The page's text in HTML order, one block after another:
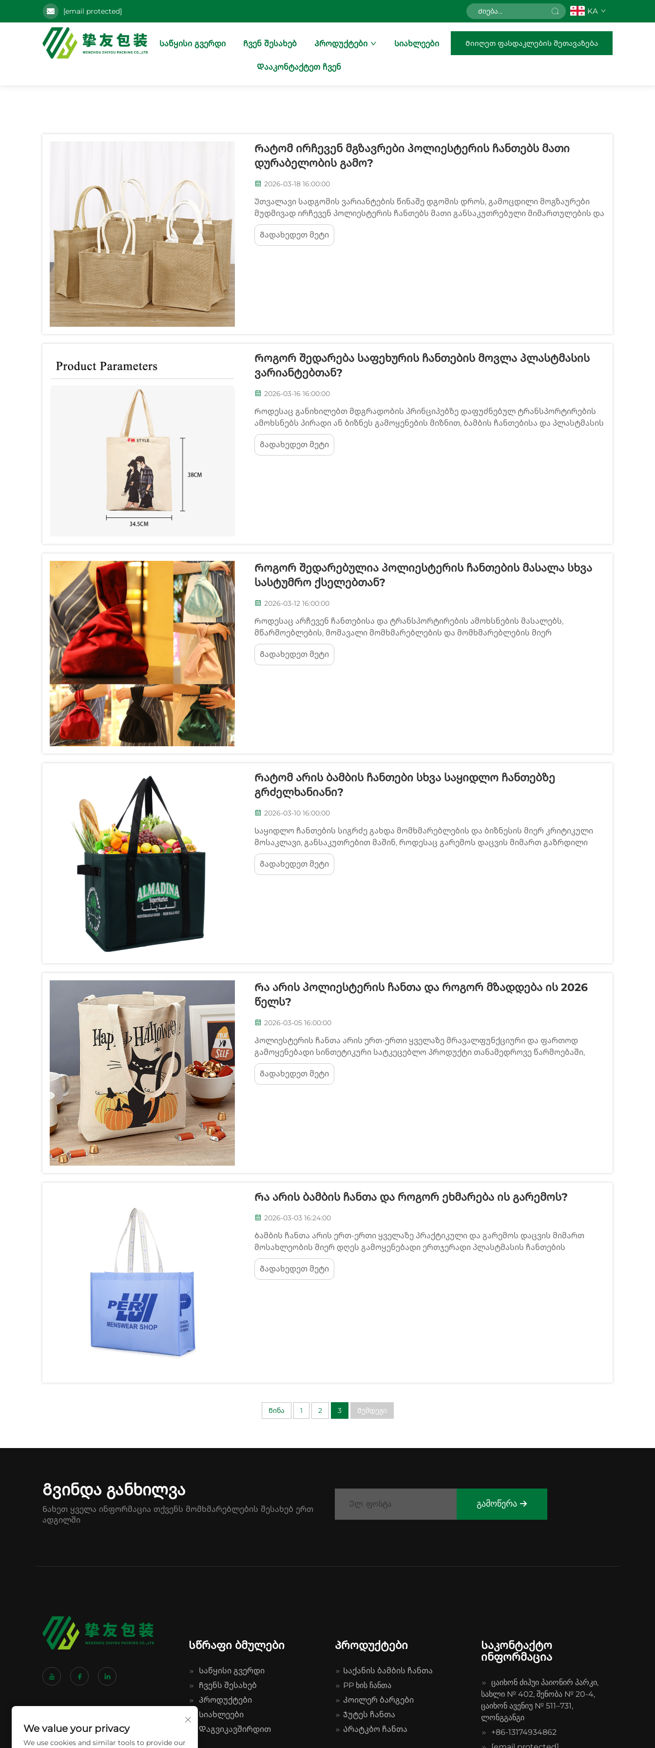
[email protected] KA
Საწყისი გვერდი Ჩვენ შესახებ Პროდუქტები Სიახლეები
Დააკონტაქტეთ ჩვენ
Მიიღეთ ფასდაკლების შეთავაზება
Რატომ Ირჩევენ Მგზავრები Პოლიესტერის Ჩანთებს Მათი
Დურაბელობის Გამო?
2026-03-18 16:00:00
Უთვალავი სადგომის ვარიანტების წინაშე დგომის დროს, გამოცდილი მოგზაურები
მუდმივად ირჩევენ პოლიესტერის ჩანთებს მათი განსაკუთრებული მიმართულების და
პრაქტიკული უპირატესობების გამო. ეს პრეფერენცია არ არის შემთხვევითი — ის
მიმდინარეობს პოლიესტერის უნიკალური მოლეკულური სტრუქტურიდან...
Გადახედეთ მეტი
Როგორ Შედარება Საფეხურის Ჩანთების Მოვლა Პლასტმასის
Ვარიანტებთან?
2026-03-16 16:00:00
Როდესაც განიხილებთ მდგრადობის პრინციპებზე დაფუძნებულ ტრანსპორტირების
ამოხსნებს პირადი ან ბიზნეს გამოყენების მიზნით, ბამბის ჩანთებისა და პლასტმასის
ალტერნატივების მოვლის მოთხოვნილებებს შორის არსებული განსხვავება
წარმოადგენს გადაწყვეტილების მიღების გასაკეთებლად მნიშვნელოვან ფაქტორს
გრძელვადი პერსპექტივაში. ამ განსხვავებების გაგება ეხმარება მომხმარებლებს...
Გადახედეთ მეტი
Როგორ Შედარებულია Პოლიესტერის Ჩანთების Მასალა Სხვა
Სასტუმრო Ქსელებთან?
2026-03-12 16:00:00
Როდესაც არჩევენ ჩანთებისა და ტრანსპორტირების ამოხსნების მასალებს,
მწარმოებლების, მომავალი მომხმარებლების და მომხმარებლების მიერ
პოლიესტერის ჩანთების ქსილოს სხვა ტექსტილური ვარიანტების წინააღმდეგ
შესრულების გაგება ხდება მნიშვნელოვანი. პოლიესტერი გამოირჩევა როგორც ერთ-
ერთი ყველაზე მრავალფუნქციური...
Გადახედეთ მეტი
Რატომ Არის Ბამბის Ჩანთები Სხვა Საყიდლო Ჩანთებზე
Გრძელხანიანი?
2026-03-10 16:00:00
Საყიდლო ჩანთების სიგრძე გახდა მომხმარებლების და ბიზნესის მიერ კრიტიკული
მოსაკლავი, განსაკუთრებით მაშინ, როდესაც გარემოს დაცვის მიმართ გაზრდილი
ცნობიერება მიმავალი მიმართულებით მიიყვანებს ერთჯერადი პლასტმასის
ალტერნატივების გამოყენების შემცირებას. სხვადასხვა ხელმისაწვდომი ხელახლა
გამოყენებადი ვარიანტებს შორის...
Გადახედეთ მეტი
Რა Არის Პოლიესტერის Ჩანთა Და Როგორ Მზადდება Ის 2026
Წელს?
2026-03-05 16:00:00
Პოლიესტერის ჩანთა არის ერთ-ერთი ყველაზე მრავალფუნქციური და ფართოდ
გამოყენებადი სინთეტიკური სატკეცებლო პროდუქტი თანამედროვე წარმოებაში,
რომელიც აერთიანებს განსაკუთრებულ მიდგომას და ხელმისაწვდომი წარმოების
მეთოდებს. რა არის პოლიესტერის ჩანთა და როგორ მზადდება ის — ამ ცნებების
გაგება მნიშვნელოვანია...
Გადახედეთ მეტი
Რა Არის Ბამბის Ჩანთა Და Როგორ Ეხმარება Ის Გარემოს?
2026-03-03 16:24:00
Ბამბის ჩანთა არის ერთ-ერთი ყველაზე პრაქტიკული და გარემოს დაცვის მიმართ
მოსახლეობის მიერ დღეს გამოყენებადი ერთჯერადი პლასტმასის ჩანთების
ალტერნატივა. ბამბის ბუნებრივი ძაფებისგან დამზადებული ეს ხელახლა
გამოყენებადი ტრანსპორტირების ამონახსნები მნიშვნელოვნად გავრცელდა...
Გადახედეთ მეტი
Წინა 1 2 3 Შემდეგი
Გვინდა Განხილვა
Ნახეთ ყველა ინფორმაცია თქვენს მომხმარებლების შესახებ ერთ
ადგილში
გამოწერა
Სწრაფი ბმულები
Საწყისი გვერდი
Ჩვენს შესახებ
Პროდუქტები
Სიახლეები
Დაგვიკავშირდით
Პროდუქტები
Საქანის ბამბის ჩანთა
PP ხის ჩანთა
Კოილერ ბარგები
Ჯუტეს ჩანთა
Არატკბო ჩანთა
Საკონტაქტო
ინფორმაცია
ცაიხონ ძიჰუი პაიონირ პარკი,
სახლი № 402, შენობა № 20-4,
ცაიხონ ავენიუ № 511–731,
ლონგგანგი
+86-13174934862
We value your privacy
We use cookies and similar tools to provide our